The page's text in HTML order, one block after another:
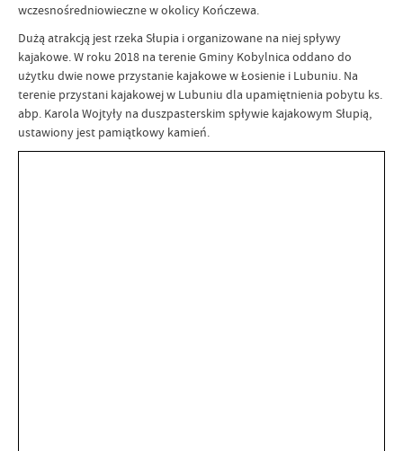
wczesnośredniowieczne w okolicy Kończewa.
Dużą atrakcją jest rzeka Słupia i organizowane na niej spływy
kajakowe. W roku 2018 na terenie Gminy Kobylnica oddano do
użytku dwie nowe przystanie kajakowe w Łosienie i Lubuniu. Na
terenie przystani kajakowej w Lubuniu dla upamiętnienia pobytu ks.
abp. Karola Wojtyły na duszpasterskim spływie kajakowym Słupią,
ustawiony jest pamiątkowy kamień.